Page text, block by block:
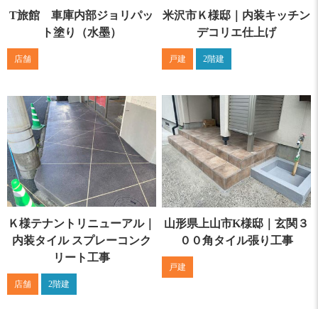
T旅館 車庫内部ジョリパッ
ト塗り（水墨）
店舗
米沢市Ｋ様邸｜内装キッチン
デコリエ仕上げ
戸建 2階建
Ｋ様テナントリニューアル｜
内装タイル スプレーコンク
リート工事
店舗 2階建
山形県上山市K様邸｜玄関３
００角タイル張り工事
戸建